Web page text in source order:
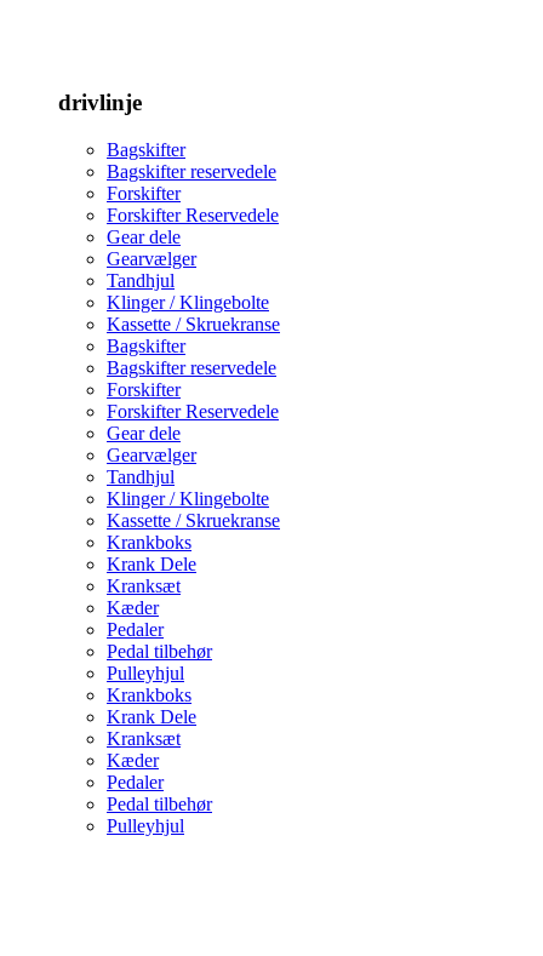
drivlinje
Bagskifter
Bagskifter reservedele
Forskifter
Forskifter Reservedele
Gear dele
Gearvælger
Tandhjul
Klinger / Klingebolte
Kassette / Skruekranse
Bagskifter
Bagskifter reservedele
Forskifter
Forskifter Reservedele
Gear dele
Gearvælger
Tandhjul
Klinger / Klingebolte
Kassette / Skruekranse
Krankboks
Krank Dele
Kranksæt
Kæder
Pedaler
Pedal tilbehør
Pulleyhjul
Krankboks
Krank Dele
Kranksæt
Kæder
Pedaler
Pedal tilbehør
Pulleyhjul